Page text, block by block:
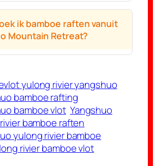
ik bamboe raften vanuit
Mountain Retreat?
yulong rivier yangshuo
bamboe rafting
bamboe vlot Yangshuo
bamboe raften
yulong rivier bamboe
rivier bamboe vlot